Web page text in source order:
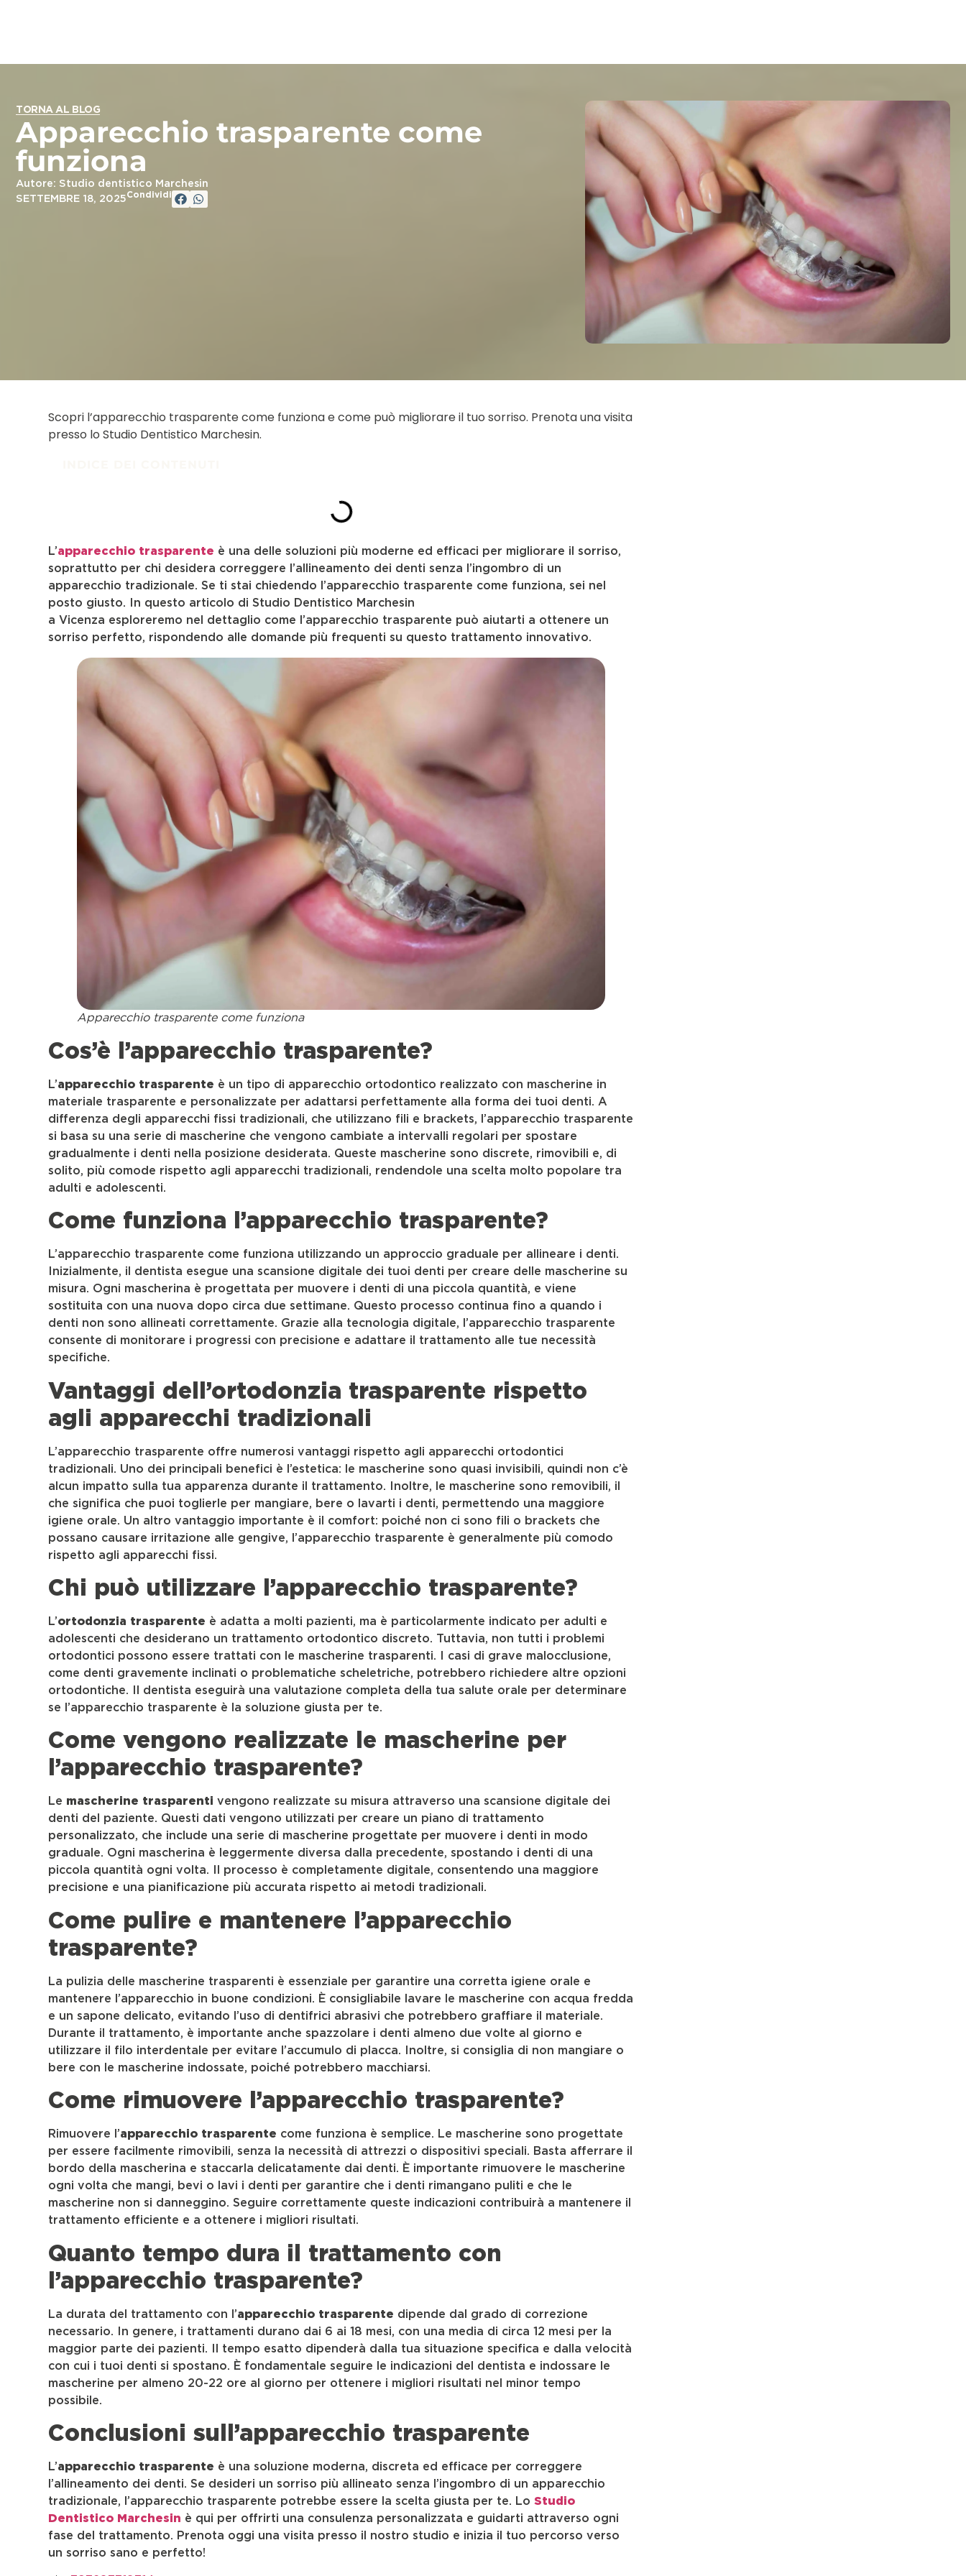
TORNA AL BLOG
Apparecchio trasparente come
funziona
Autore: Studio dentistico Marchesin
SETTEMBRE 18, 2025Condividi
Scopri l’apparecchio trasparente come funziona e come può migliorare il tuo sorriso. Prenota una visita
presso lo Studio Dentistico Marchesin.
L’apparecchio trasparente è una delle soluzioni più moderne ed efficaci per migliorare il sorriso,
soprattutto per chi desidera correggere l’allineamento dei denti senza l’ingombro di un
apparecchio tradizionale. Se ti stai chiedendo l’apparecchio trasparente come funziona, sei nel
posto giusto. In questo articolo di Studio Dentistico Marchesin
a Vicenza esploreremo nel dettaglio come l’apparecchio trasparente può aiutarti a ottenere un
sorriso perfetto, rispondendo alle domande più frequenti su questo trattamento innovativo.
Apparecchio trasparente come funziona
Cos’è l’apparecchio trasparente?
L’apparecchio trasparente è un tipo di apparecchio ortodontico realizzato con mascherine in
materiale trasparente e personalizzate per adattarsi perfettamente alla forma dei tuoi denti. A
differenza degli apparecchi fissi tradizionali, che utilizzano fili e brackets, l’apparecchio trasparente
si basa su una serie di mascherine che vengono cambiate a intervalli regolari per spostare
gradualmente i denti nella posizione desiderata. Queste mascherine sono discrete, rimovibili e, di
solito, più comode rispetto agli apparecchi tradizionali, rendendole una scelta molto popolare tra
adulti e adolescenti.
Come funziona l’apparecchio trasparente?
L’apparecchio trasparente come funziona utilizzando un approccio graduale per allineare i denti.
Inizialmente, il dentista esegue una scansione digitale dei tuoi denti per creare delle mascherine su
misura. Ogni mascherina è progettata per muovere i denti di una piccola quantità, e viene
sostituita con una nuova dopo circa due settimane. Questo processo continua fino a quando i
denti non sono allineati correttamente. Grazie alla tecnologia digitale, l’apparecchio trasparente
consente di monitorare i progressi con precisione e adattare il trattamento alle tue necessità
specifiche.
Vantaggi dell’ortodonzia trasparente rispetto
agli apparecchi tradizionali
L’apparecchio trasparente offre numerosi vantaggi rispetto agli apparecchi ortodontici
tradizionali. Uno dei principali benefici è l’estetica: le mascherine sono quasi invisibili, quindi non c’è
alcun impatto sulla tua apparenza durante il trattamento. Inoltre, le mascherine sono removibili, il
che significa che puoi toglierle per mangiare, bere o lavarti i denti, permettendo una maggiore
igiene orale. Un altro vantaggio importante è il comfort: poiché non ci sono fili o brackets che
possano causare irritazione alle gengive, l’apparecchio trasparente è generalmente più comodo
rispetto agli apparecchi fissi.
Chi può utilizzare l’apparecchio trasparente?
L’ortodonzia trasparente è adatta a molti pazienti, ma è particolarmente indicato per adulti e
adolescenti che desiderano un trattamento ortodontico discreto. Tuttavia, non tutti i problemi
ortodontici possono essere trattati con le mascherine trasparenti. I casi di grave malocclusione,
come denti gravemente inclinati o problematiche scheletriche, potrebbero richiedere altre opzioni
ortodontiche. Il dentista eseguirà una valutazione completa della tua salute orale per determinare
se l’apparecchio trasparente è la soluzione giusta per te.
Come vengono realizzate le mascherine per
l’apparecchio trasparente?
Le mascherine trasparenti vengono realizzate su misura attraverso una scansione digitale dei
denti del paziente. Questi dati vengono utilizzati per creare un piano di trattamento
personalizzato, che include una serie di mascherine progettate per muovere i denti in modo
graduale. Ogni mascherina è leggermente diversa dalla precedente, spostando i denti di una
piccola quantità ogni volta. Il processo è completamente digitale, consentendo una maggiore
precisione e una pianificazione più accurata rispetto ai metodi tradizionali.
Come pulire e mantenere l’apparecchio
trasparente?
La pulizia delle mascherine trasparenti è essenziale per garantire una corretta igiene orale e
mantenere l’apparecchio in buone condizioni. È consigliabile lavare le mascherine con acqua fredda
e un sapone delicato, evitando l’uso di dentifrici abrasivi che potrebbero graffiare il materiale.
Durante il trattamento, è importante anche spazzolare i denti almeno due volte al giorno e
utilizzare il filo interdentale per evitare l’accumulo di placca. Inoltre, si consiglia di non mangiare o
bere con le mascherine indossate, poiché potrebbero macchiarsi.
Come rimuovere l’apparecchio trasparente?
Rimuovere l’apparecchio trasparente come funziona è semplice. Le mascherine sono progettate
per essere facilmente rimovibili, senza la necessità di attrezzi o dispositivi speciali. Basta afferrare il
bordo della mascherina e staccarla delicatamente dai denti. È importante rimuovere le mascherine
ogni volta che mangi, bevi o lavi i denti per garantire che i denti rimangano puliti e che le
mascherine non si danneggino. Seguire correttamente queste indicazioni contribuirà a mantenere il
trattamento efficiente e a ottenere i migliori risultati.
Quanto tempo dura il trattamento con
l’apparecchio trasparente?
La durata del trattamento con l’apparecchio trasparente dipende dal grado di correzione
necessario. In genere, i trattamenti durano dai 6 ai 18 mesi, con una media di circa 12 mesi per la
maggior parte dei pazienti. Il tempo esatto dipenderà dalla tua situazione specifica e dalla velocità
con cui i tuoi denti si spostano. È fondamentale seguire le indicazioni del dentista e indossare le
mascherine per almeno 20-22 ore al giorno per ottenere i migliori risultati nel minor tempo
possibile.
Conclusioni sull’apparecchio trasparente
L’apparecchio trasparente è una soluzione moderna, discreta ed efficace per correggere
l’allineamento dei denti. Se desideri un sorriso più allineato senza l’ingombro di un apparecchio
tradizionale, l’apparecchio trasparente potrebbe essere la scelta giusta per te. LoStudio
Dentistico Marchesin è qui per offrirti una consulenza personalizzata e guidarti attraverso ogni
fase del trattamento. Prenota oggi una visita presso il nostro studio e inizia il tuo percorso verso
un sorriso sano e perfetto!